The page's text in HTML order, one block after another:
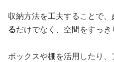
収納方法を工夫することで、
るだけでなく、空間をすっき
ボックスや棚を活用したり